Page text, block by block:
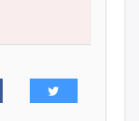
аж ахуй,